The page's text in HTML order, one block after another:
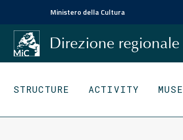
Ministero della Cultura
Direzione regionale
STRUCTURE ACTIVITY